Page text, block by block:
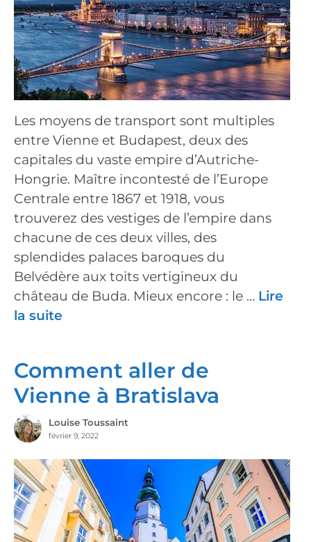
Les moyens de transport sont multiples
entre Vienne et Budapest, deux des
capitales du vaste empire d’Autriche-
Hongrie. Maître incontesté de l’Europe
Centrale entre 1867 et 1918, vous
trouverez des vestiges de l’empire dans
chacune de ces deux villes, des
splendides palaces baroques du
Belvédère aux toits vertigineux du
château de Buda. Mieux encore : le … Lire
la suite
Comment aller de
Vienne à Bratislava
Louise Toussaint
février 9, 2022